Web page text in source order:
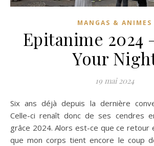
MANGAS & ANIMES
Epitanime 2024
Your
19 mai 2024
Six ans déjà depuis la dernière convention Epitanime !
Celle-ci renaît donc de ses cendres
grâce 2024. Alors est-ce que ce retour
que mon corps tient encore le coup